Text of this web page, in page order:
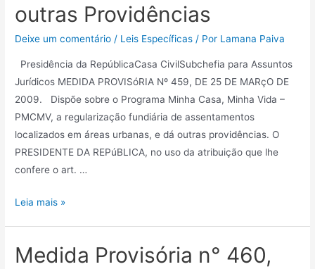
outras Providências
Deixe um comentário / Leis Específicas / Por Lamana Paiva
Presidência da RepúblicaCasa CivilSubchefia para Assuntos
Jurídicos MEDIDA PROVISóRIA Nº 459, DE 25 DE MARçO DE
2009. Dispõe sobre o Programa Minha Casa, Minha Vida –
PMCMV, a regularização fundiária de assentamentos
localizados em áreas urbanas, e dá outras providências. O
PRESIDENTE DA REPúBLICA, no uso da atribuição que lhe
confere o art. …
Leia mais »
Medida Provisória n° 460,